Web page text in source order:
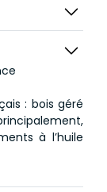
: bois géré
à l’huile